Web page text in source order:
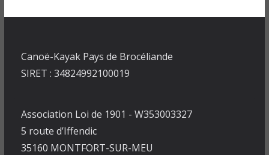
Canoë-Kayak Pays de Brocéliande
SIRET : 34824992100019
Association Loi de 1901 - W353003327
5 route d’Iffendic
35160 MONTFORT-SUR-MEU